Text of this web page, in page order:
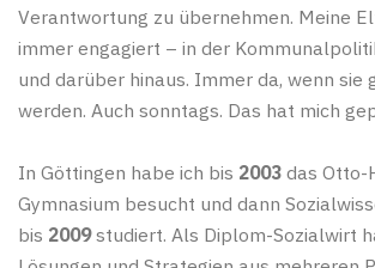
Verantwortung zu übernehmen. Meine
immer engagiert – in der
und darüber hinaus. Immer da, wenn sie
werden. Auch sonntags. Das hat mich
In Göttingen habe ich bis 2003 das Otto-
Gymnasium besucht und dann
bis 2009studiert. Als Diplom-Sozialwirt